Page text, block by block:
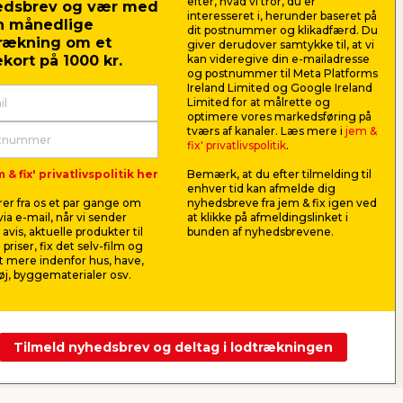
bedkanter
her
og vær med
månedlige
om et
på 1000 kr.
& fix' privatlivspolitik her
fra os et par gange om
e-mail, når vi sender
aktuelle produkter til
priser, fix det selv-film og
mere indenfor hus, have,
byggematerialer osv.
interesseret i, herunder baseret på
dit postnummer og klikadfærd. Du
giver derudover samtykke til, at vi
kan videregive din e-mailadresse
og postnummer til Meta Platforms
Ireland Limited og Google Ireland
Limited for at målrette og
optimere vores markedsføring på
tværs af kanaler. Læs mere i jem &
fix' privatlivspolitik.
Bemærk, at du efter tilmelding til
enhver tid kan afmelde dig
nyhedsbreve fra jem & fix igen ved
at klikke på afmeldingslinket i
bunden af nyhedsbrevene.
Tilmeld nyhedsbrev og deltag i lodtrækningen